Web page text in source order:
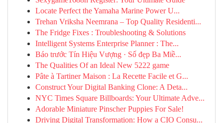
Locate Perfect the Yamaha Marine Power U...
Trehan Vriksha Neemrana – Top Quality Residenti...
The Fridge Fixes : Troubleshooting & Solutions
Intelligent Systems Enterprise Planner : The...
Báo trước Tín Hiệu Vượng · Số đẹp Ba Miề...
The Qualities Of an Ideal New 5222 game
Pâte à Tartiner Maison : La Recette Facile et G...
Construct Your Digital Banking Clone: A Deta...
NYC Times Square Billboards: Your Ultimate Adve...
Adorable Miniature Pinscher Puppies For Sale!
Driving Digital Transformation: How a CIO Consu...